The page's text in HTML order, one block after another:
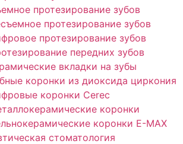
протезирование зубов
протезирование зубов
протезирование зубов
передних зубов
вкладки на зубы
коронки из диоксида циркония
коронки Cerec
коронки
коронки E-MAX
стоматология